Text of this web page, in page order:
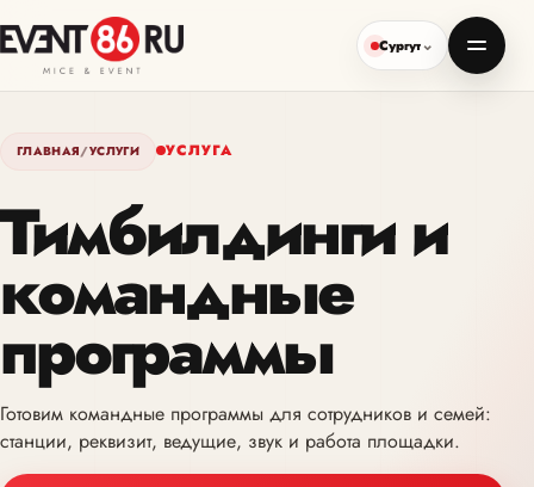
Сургут
ГЛАВНАЯ/УСЛУГИ УСЛУГА
Тимбилдинги и
командные
программы
Готовим командные программы для сотрудников и семей:
станции, реквизит, ведущие, звук и работа площадки.